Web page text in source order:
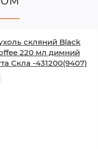
скляний Black
220 мл димний
Скла -431200(9407)